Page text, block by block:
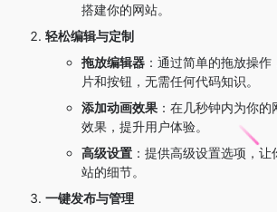
搭建你的网站。
轻松编辑与定制
拖放编辑器 ：通过简单的拖放操
片和按钮，无需任何代码知识。
添加动画效果 ：在几秒钟内为你
效果，提升用户体验。
高级设置 ：提供高级设置选项，
站的细节。
一键发布与管理